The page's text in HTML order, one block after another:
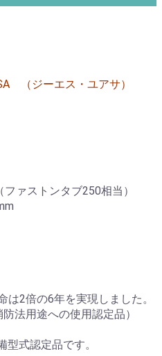
（ジーエス・ユアサ）
ァストンタブ250相当）
2倍の6年を実現しました。
法用途への使用認定品）
式認定品です。